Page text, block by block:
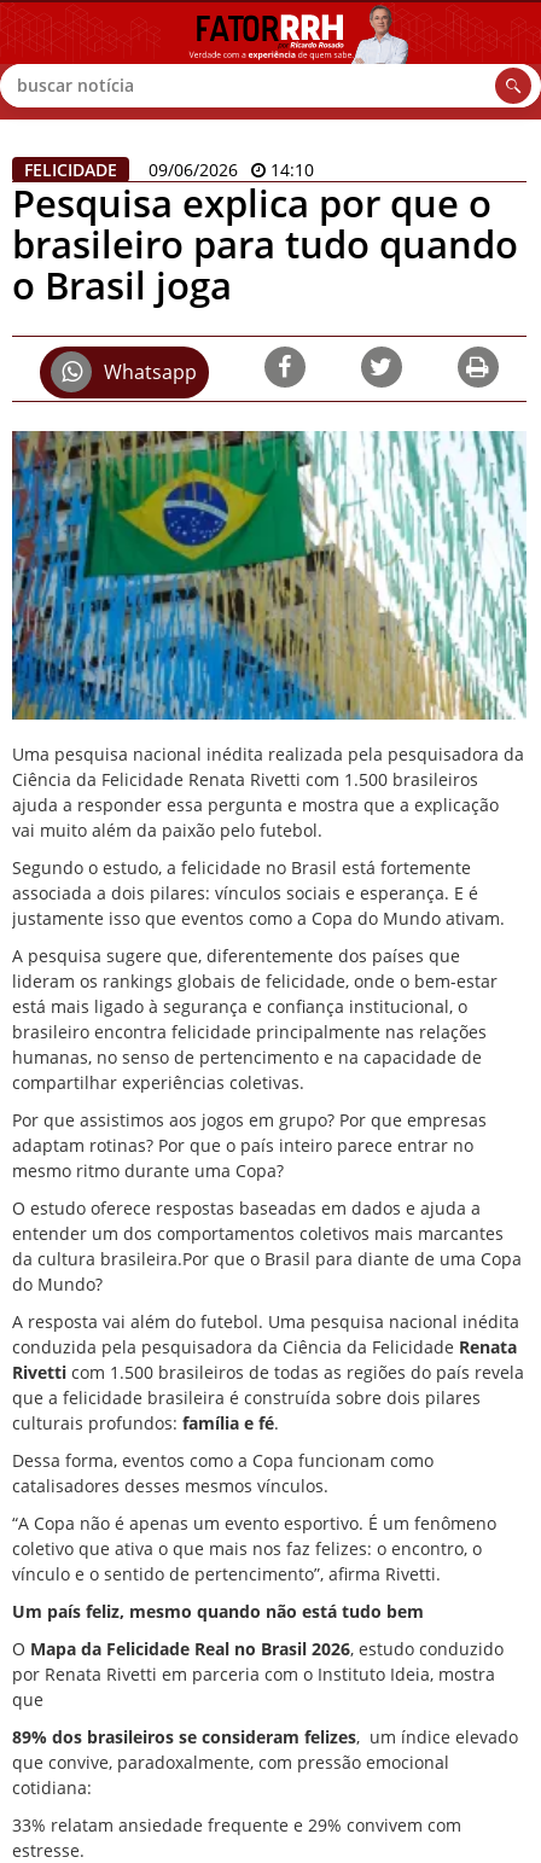
Buscar
FELICIDADE 09/06/2026 14:10
Pesquisa explica por que o
brasileiro para tudo quando
o Brasil joga
Whatsapp
Uma pesquisa nacional inédita realizada pela pesquisadora da
Ciência da Felicidade Renata Rivetti com 1.500 brasileiros
ajuda a responder essa pergunta e mostra que a explicação
vai muito além da paixão pelo futebol.
Segundo o estudo, a felicidade no Brasil está fortemente
associada a dois pilares: vínculos sociais e esperança. E é
justamente isso que eventos como a Copa do Mundo ativam.
A pesquisa sugere que, diferentemente dos países que
lideram os rankings globais de felicidade, onde o bem-estar
está mais ligado à segurança e confiança institucional, o
brasileiro encontra felicidade principalmente nas relações
humanas, no senso de pertencimento e na capacidade de
compartilhar experiências coletivas.
Por que assistimos aos jogos em grupo? Por que empresas
adaptam rotinas? Por que o país inteiro parece entrar no
mesmo ritmo durante uma Copa?
O estudo oferece respostas baseadas em dados e ajuda a
entender um dos comportamentos coletivos mais marcantes
da cultura brasileira.Por que o Brasil para diante de uma Copa
do Mundo?
A resposta vai além do futebol. Uma pesquisa nacional inédita
conduzida pela pesquisadora da Ciência da Felicidade Renata
Rivetti com 1.500 brasileiros de todas as regiões do país revela
que a felicidade brasileira é construída sobre dois pilares
culturais profundos: família e fé.
Dessa forma, eventos como a Copa funcionam como
catalisadores desses mesmos vínculos.
“A Copa não é apenas um evento esportivo. É um fenômeno
coletivo que ativa o que mais nos faz felizes: o encontro, o
vínculo e o sentido de pertencimento”, afirma Rivetti.
Um país feliz, mesmo quando não está tudo bem
O Mapa da Felicidade Real no Brasil 2026, estudo conduzido
por Renata Rivetti em parceria com o Instituto Ideia, mostra
que
89% dos brasileiros se consideram felizes, um índice elevado
que convive, paradoxalmente, com pressão emocional
cotidiana:
33% relatam ansiedade frequente e 29% convivem com
estresse.